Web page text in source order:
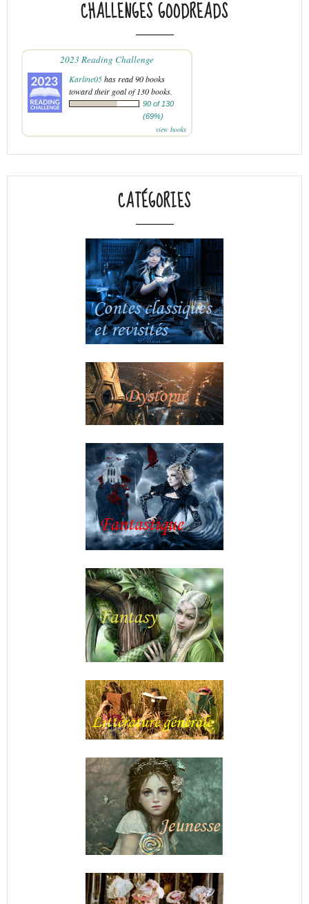
CHALLENGES GOODREADS
2023 Reading Challenge
Karline05has read 90 books
toward their goal of 130 books.
90 of 130
(69%)
view books
CATÉGORIES